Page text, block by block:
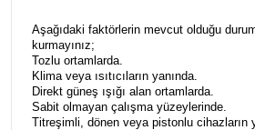
Aşağıdaki faktörlerin mevcut olduğu
kurmayınız;
Tozlu ortamlarda.
Klima veya ısıtıcıların yanında.
Direkt güneş ışığı alan ortamlarda.
Sabit olmayan çalışma yüzeylerinde.
Titreşimli, dönen veya pistonlu cihazların